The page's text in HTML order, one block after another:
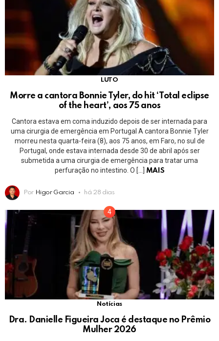
LUTO
Morre a cantora Bonnie Tyler, do hit ‘Total eclipse
of the heart’, aos 75 anos
Cantora estava em coma induzido depois de ser internada para
uma cirurgia de emergência em Portugal A cantora Bonnie Tyler
morreu nesta quarta-feira (8), aos 75 anos, em Faro, no sul de
Portugal, onde estava internada desde 30 de abril após ser
submetida a uma cirurgia de emergência para tratar uma
perfuração no intestino. O […]
MAIS
Por Higor Garcia há 28 dias
Notícias
Dra. Danielle Figueira Joca é destaque no Prêmio
Mulher 2026